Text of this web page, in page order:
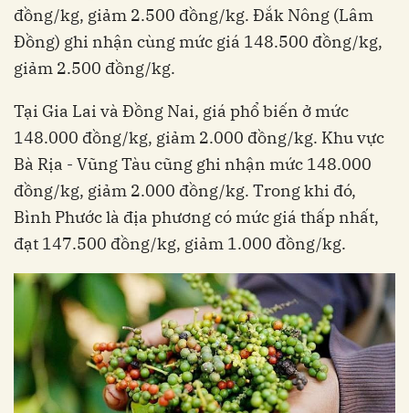
đồng/kg, giảm 2.500 đồng/kg. Đắk Nông (Lâm
Đồng) ghi nhận cùng mức giá 148.500 đồng/kg,
giảm 2.500 đồng/kg.
Tại Gia Lai và Đồng Nai, giá phổ biến ở mức
148.000 đồng/kg, giảm 2.000 đồng/kg. Khu vực
Bà Rịa - Vũng Tàu cũng ghi nhận mức 148.000
đồng/kg, giảm 2.000 đồng/kg. Trong khi đó,
Bình Phước là địa phương có mức giá thấp nhất,
đạt 147.500 đồng/kg, giảm 1.000 đồng/kg.